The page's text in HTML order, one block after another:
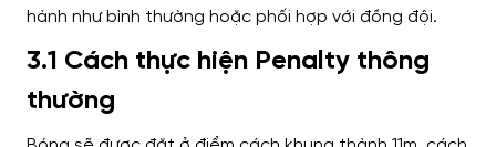
hành như bình thường hoặc phối hợp với đồng đội.
3.1 Cách thực hiện Penalty thông
thường